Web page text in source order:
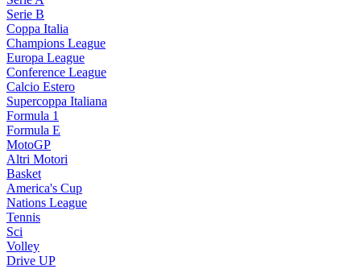
Serie B
Coppa Italia
Champions League
Europa League
Conference League
Calcio Estero
Supercoppa Italiana
Formula 1
Formula E
MotoGP
Altri Motori
Basket
America's Cup
Nations League
Tennis
Sci
Volley
Drive UP